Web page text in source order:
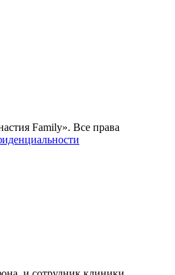
Family». Все права